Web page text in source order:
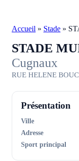
Accueil » Stade »
STADE
Cugnaux
RUE HELENE
Présentation
Ville
Adresse
Sport principal